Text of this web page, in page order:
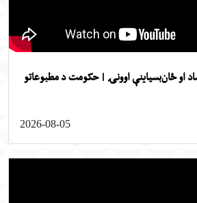
اوونۍ | حکومت د مطبوعاتو
2026-08-05